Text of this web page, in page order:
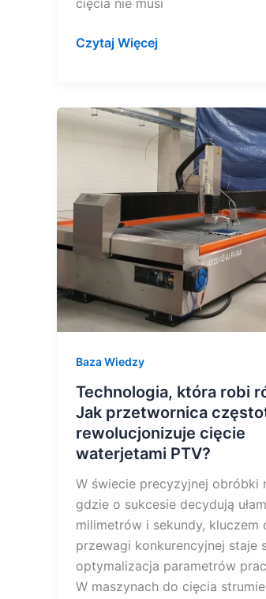
cięcia nie musi
Czytaj Więcej
Baza Wiedzy
Technologia, która robi
Jak przetwornica
rewolucjonizuje cięcie
waterjetami PTV?
W świecie precyzyjnej obróbki
gdzie o sukcesie decydują
milimetrów i sekundy, kluczem
przewagi konkurencyjnej staje
optymalizacja parametrów
W maszynach do cięcia
Technologia,
Jak
przetwornica
częstotliwości
rewolucjonizuje
waterjetami
PTV?